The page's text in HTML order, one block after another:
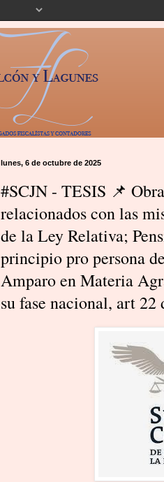
lunes, 6 de octubre de 2025
#SCJN - TESIS 📌
relacionados con las
de la Ley Relativa;
principio pro persona
Amparo en Materia
su fase nacional, art 22